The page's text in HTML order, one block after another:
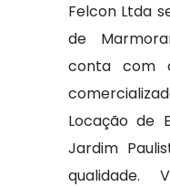
Felcon Ltda
de
conta com
Locação de
Jardim
qualidade.